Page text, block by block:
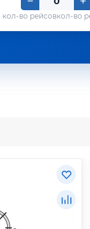
кол-во